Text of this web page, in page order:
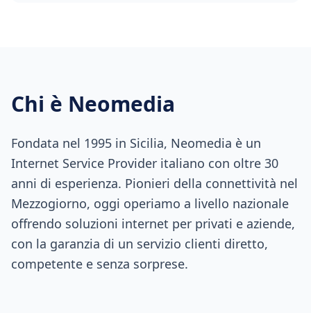
Chi è Neomedia
Fondata nel 1995 in Sicilia, Neomedia è un
Internet Service Provider italiano con oltre 30
anni di esperienza. Pionieri della connettività nel
Mezzogiorno, oggi operiamo a livello nazionale
offrendo soluzioni internet per privati e aziende,
con la garanzia di un servizio clienti diretto,
competente e senza sorprese.